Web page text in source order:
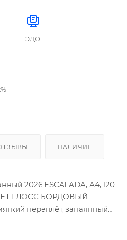
ЭДО
НАЛИЧИЕ
2026 ESCALADA, А4, 120
ГЛОСС БОРДОВЫЙ
переплёт, запаянный